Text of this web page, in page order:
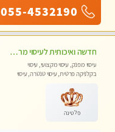
055-4532190
חדשה ואיכותית לעיסוי מרגיע ומפנק VIP-מומלץ לחלוטין! פרטי! ​​​​​​ Highly recommended
עיסוי מפנק, עיסוי מקצועי, עיסוי
בקלניקה פרטית, עיסוי טנטרה, עיסוי
פלטינה